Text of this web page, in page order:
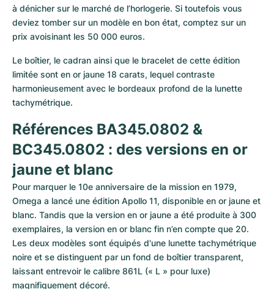
à dénicher sur le marché de l’horlogerie. Si toutefois vous
deviez tomber sur un modèle en bon état, comptez sur un
prix avoisinant les 50 000 euros.
Le boîtier, le cadran ainsi que le bracelet de cette édition
limitée sont en or jaune 18 carats, lequel contraste
harmonieusement avec le bordeaux profond de la lunette
tachymétrique.
Références BA345.0802 &
BC345.0802 : des versions en or
jaune et blanc
Pour marquer le 10e anniversaire de la mission en 1979,
Omega a lancé une édition Apollo 11, disponible en or jaune et
blanc. Tandis que la version en or jaune a été produite à 300
exemplaires, la version en or blanc fin n’en compte que 20.
Les deux modèles sont équipés d'une lunette tachymétrique
noire et se distinguent par un fond de boîtier transparent,
laissant entrevoir le calibre 861L (« L » pour luxe)
magnifiquement décoré.